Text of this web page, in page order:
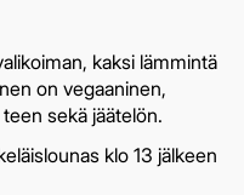
kaksi lämmintä
on vegaaninen,
sekä jäätelön.
klo 13 jälkeen